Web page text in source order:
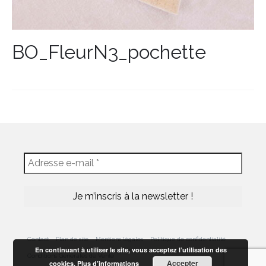
BO_FleurN3_pochette
Contact Plan de site Mentions légales Politique de confidentialité
En continuant à utiliser le site, vous acceptez l’utilisation des
cookies.Plus d’informations Accepter